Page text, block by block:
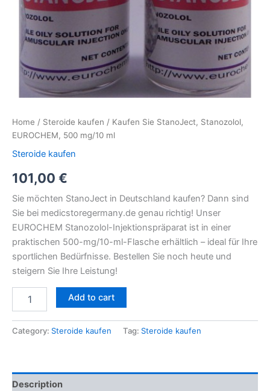
Home / Steroide kaufen / Kaufen Sie StanoJect, Stanozolol,
EUROCHEM, 500 mg/10 ml
Steroide kaufen
101,00 €
Sie möchten StanoJect in Deutschland kaufen? Dann sind
Sie bei medicstoregermany.de genau richtig! Unser
EUROCHEM Stanozolol-Injektionspräparat ist in einer
praktischen 500-mg/10-ml-Flasche erhältlich – ideal für Ihre
sportlichen Bedürfnisse. Bestellen Sie noch heute und
steigern Sie Ihre Leistung!
Add to cart
Category: Steroide kaufen Tag: Steroide kaufen
Description